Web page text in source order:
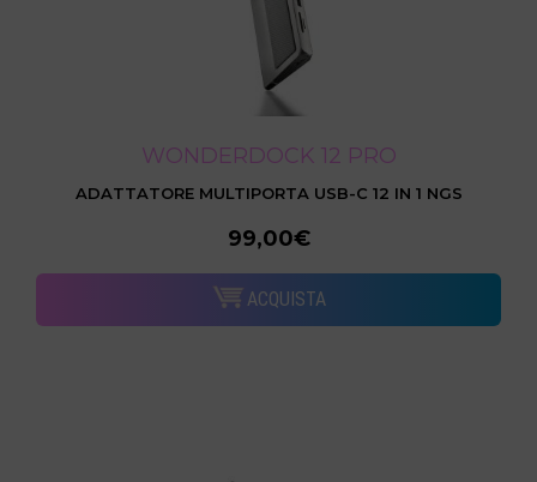
WONDERDOCK 12 PRO
ADATTATORE MULTIPORTA USB-C 12 IN 1 NGS
99,00€
ACQUISTA